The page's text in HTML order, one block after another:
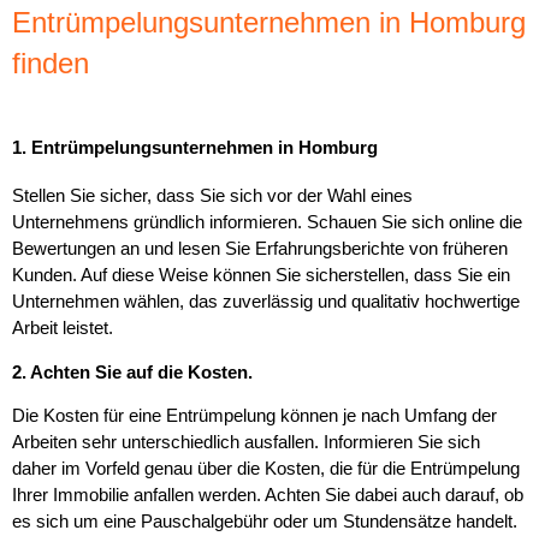
Entrümpelungsunternehmen in Homburg
finden
1. Entrümpelungsunternehmen in Homburg
Stellen Sie sicher, dass Sie sich vor der Wahl eines
Unternehmens gründlich informieren. Schauen Sie sich online die
Bewertungen an und lesen Sie Erfahrungsberichte von früheren
Kunden. Auf diese Weise können Sie sicherstellen, dass Sie ein
Unternehmen wählen, das zuverlässig und qualitativ hochwertige
Arbeit leistet.
2. Achten Sie auf die Kosten.
Die Kosten für eine Entrümpelung können je nach Umfang der
Arbeiten sehr unterschiedlich ausfallen. Informieren Sie sich
daher im Vorfeld genau über die Kosten, die für die Entrümpelung
Ihrer Immobilie anfallen werden. Achten Sie dabei auch darauf, ob
es sich um eine Pauschalgebühr oder um Stundensätze handelt.